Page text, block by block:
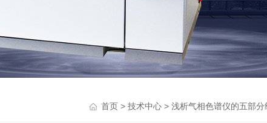
首页 > 技术中心 > 浅析气相色谱仪的五部分